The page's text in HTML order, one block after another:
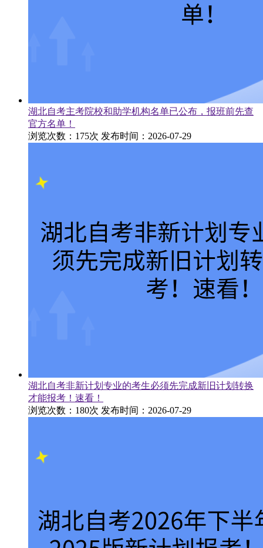
湖北自考主考院校和助学机构名单已公布，报班前先查
官方名单！
浏览次数：175次 发布时间：2026-07-29
湖北自考非新计划专业的考生必须先完成新旧计划转换
才能报考！速看！
浏览次数：180次 发布时间：2026-07-29